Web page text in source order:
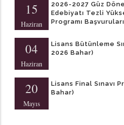
15
Haziran
2026-2027 Güz
Edebiyatı Tezli
Programı Başvuruları
04
Haziran
Lisans Bütünleme
2026 Bahar)
20
Mayıs
Lisans Final Sınavı
Bahar)